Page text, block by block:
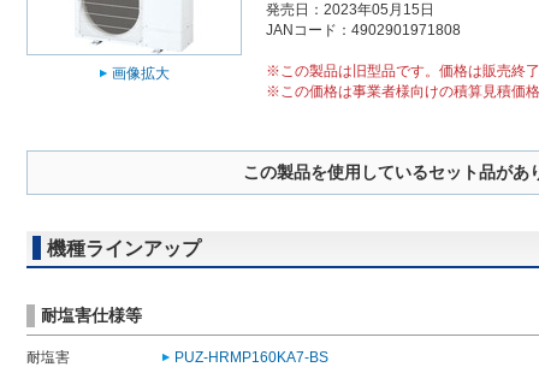
画像拡大
発売日：2023年05月15日
JANコード：4902901971808
※この製品は旧型品です。価格は販売終
※この価格は事業者様向けの積算見積価
この製品を使用しているセット品があ
機種ラインアップ
耐塩害仕様等
耐塩害
PUZ-HRMP160KA7-BS